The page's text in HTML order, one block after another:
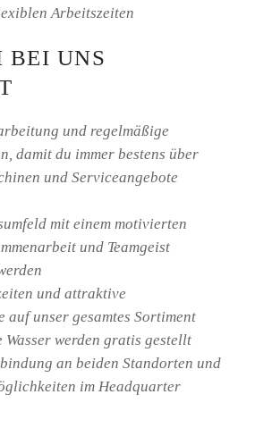
Arbeitszeiten
BEI UNS
und regelmäßige
damit du immer bestens über
und Serviceangebote
mit einem motivierten
und Teamgeist
und attraktive
unser gesamtes Sortiment
Wasser werden gratis gestellt
an beiden Standorten und
im Headquarter